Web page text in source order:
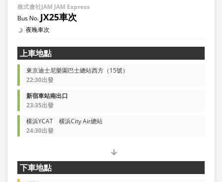
株式會社JAM JAM Express
JX25車次
夜晚車次
上車地點
東京迪士尼樂園巴士總站西方（15號）
22:30出發
新宿車站南出口
23:35出發
横浜YCAT 横浜City Air總站
24:30出發
下車地點